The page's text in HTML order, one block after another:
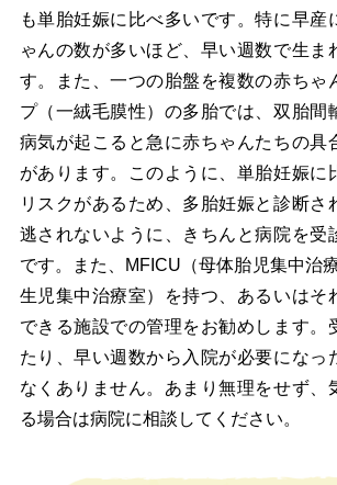
も単胎妊娠に比べ多いです。特に早産
ゃんの数が多いほど、早い週数で生ま
す。また、一つの胎盤を複数の赤ちゃ
プ（一絨毛膜性）の多胎では、双胎間
病気が起こると急に赤ちゃんたちの具
があります。このように、単胎妊娠に
リスクがあるため、多胎妊娠と診断さ
逃されないように、きちんと病院を受
です。また、MFICU（母体胎児集中治
生児集中治療室）を持つ、あるいはそ
できる施設での管理をお勧めします。
たり、早い週数から入院が必要になっ
なくありません。あまり無理をせず、
る場合は病院に相談してください。